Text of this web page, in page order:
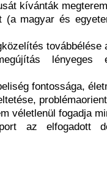
kívánták
(a magyar és
továbbélése
fontossága,
véletlenül fogadja
az elfogadott